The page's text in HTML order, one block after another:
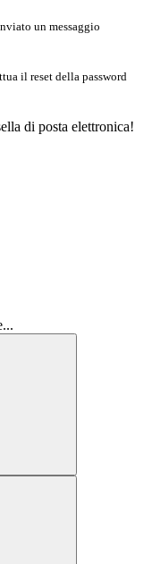
un messaggio
il reset della password
di posta elettronica!